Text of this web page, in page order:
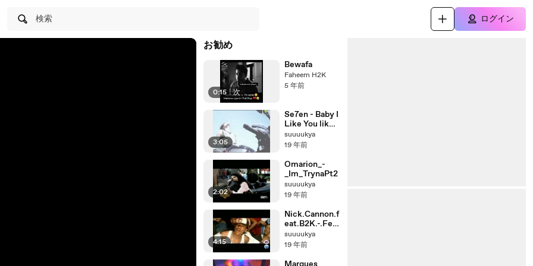
検索 ログイン
お勧め
0:15 | 次
Bewafa
Faheem H2K
5 年前
3:05
Se7en - Baby I
Like You like
That
suuuukya
19 年前
2:02
Omarion_-
_Im_TrynaPt2
suuuukya
19 年前
4:15
Nick.Cannon.f
eat.B2K.-.Feel
in'.Freeky
suuuukya
19 年前